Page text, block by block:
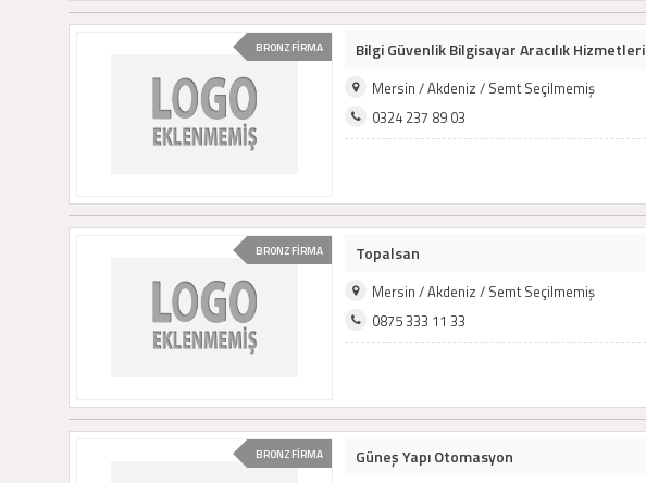
BRONZ FİRMA Bilgi Güvenlik Bilgisayar Aracılık Hizmetleri
Mersin / Akdeniz / Semt Seçilmemiş
0324 237 89 03
BRONZ FİRMA Topalsan
Mersin / Akdeniz / Semt Seçilmemiş
0875 333 11 33
BRONZ FİRMA Güneş Yapı Otomasyon